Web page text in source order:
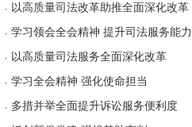
· 以高质量司法改革助推全面深化改革
· 学习领会全会精神 提升司法服务能力
· 以高质量司法服务全面深化改革
· 学习全会精神 强化使命担当
· 多措并举全面提升诉讼服务便利度